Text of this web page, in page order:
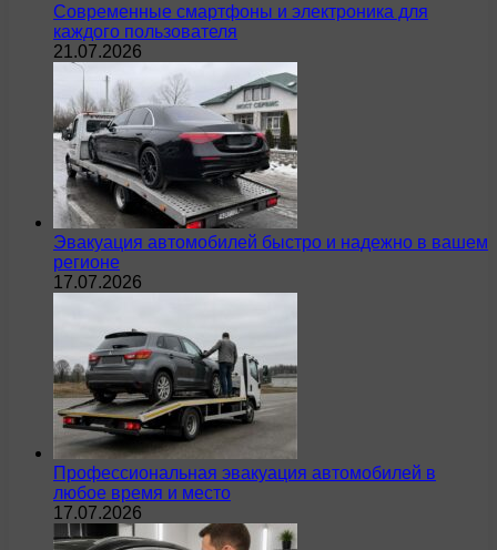
Современные смартфоны и электроника для
каждого пользователя
21.07.2026
Эвакуация автомобилей быстро и надежно в вашем
регионе
17.07.2026
Профессиональная эвакуация автомобилей в
любое время и место
17.07.2026